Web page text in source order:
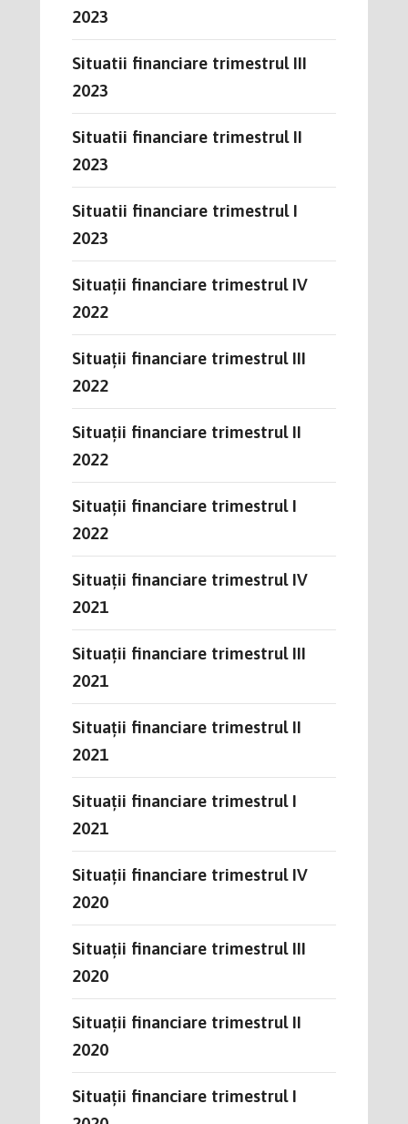
2023
Situatii financiare trimestrul III
2023
Situatii financiare trimestrul II
2023
Situatii financiare trimestrul I
2023
Situații financiare trimestrul IV
2022
Situații financiare trimestrul III
2022
Situații financiare trimestrul II
2022
Situații financiare trimestrul I
2022
Situații financiare trimestrul IV
2021
Situații financiare trimestrul III
2021
Situații financiare trimestrul II
2021
Situații financiare trimestrul I
2021
Situații financiare trimestrul IV
2020
Situații financiare trimestrul III
2020
Situații financiare trimestrul II
2020
Situații financiare trimestrul I